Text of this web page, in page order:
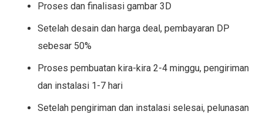
Proses dan finalisasi gambar 3D
Setelah desain dan harga deal, pembayaran DP
sebesar 50%
Proses pembuatan kira-kira 2-4 minggu, pengiriman
dan instalasi 1-7 hari
Setelah pengiriman dan instalasi selesai, pelunasan